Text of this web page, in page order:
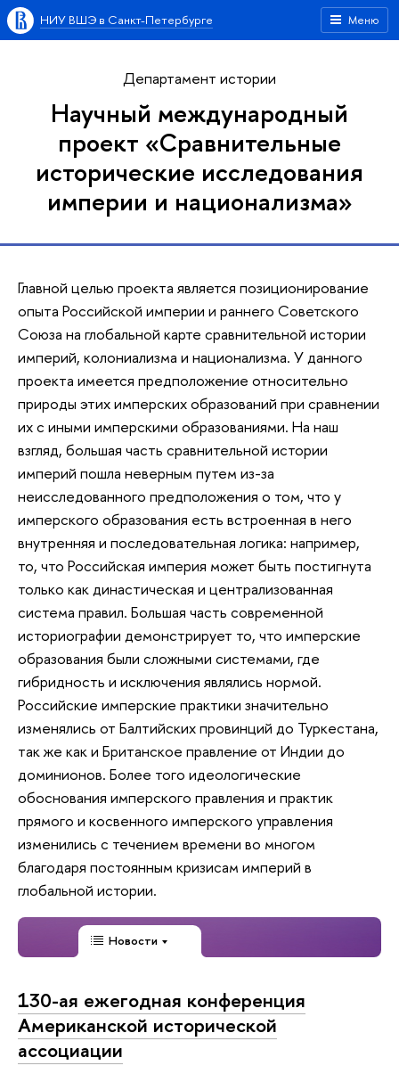
Меню
НИУ ВШЭ в Санкт-Петербурге
Департамент истории
Научный международный
проект «Сравнительные
исторические исследования
империи и национализма»
Главной целью проекта является позиционирование
опыта Российской империи и раннего Советского
Союза на глобальной карте сравнительной истории
империй, колониализма и национализма. У данного
проекта имеется предположение относительно
природы этих имперских образований при сравнении
их с иными имперскими образованиями. На наш
взгляд, большая часть сравнительной истории
империй пошла неверным путем из-за
неисследованного предположения о том, что у
имперского образования есть встроенная в него
внутренняя и последовательная логика: например,
то, что Российская империя может быть постигнута
только как династическая и централизованная
система правил. Большая часть современной
историографии демонстрирует то, что имперские
образования были сложными системами, где
гибридность и исключения являлись нормой.
Российские имперские практики значительно
изменялись от Балтийских провинций до Туркестана,
так же как и Британское правление от Индии до
доминионов. Более того идеологические
обоснования имперского правления и практик
прямого и косвенного имперского управления
изменились с течением времени во многом
благодаря постоянным кризисам империй в
глобальной истории.
Новости
130-ая ежегодная конференция
Американской исторической
ассоциации